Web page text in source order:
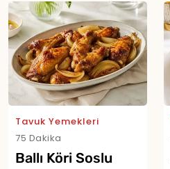
Tavuk Yemekleri
75 Dakika
Ballı Köri Soslu